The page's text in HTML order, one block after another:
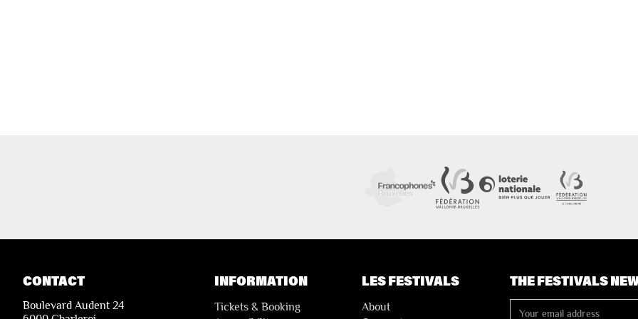
CONTACT
Boulevard Audent 24
INFORMATION
Tickets & Booking
LES FESTIVALS
About
THE FESTIVALS